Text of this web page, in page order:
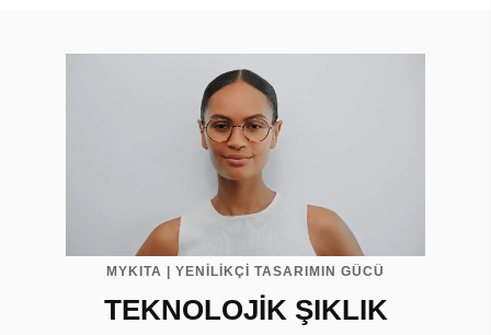
MYKITA | YENİLİKÇİ TASARIMIN GÜCÜ
TEKNOLOJİK ŞIKLIK